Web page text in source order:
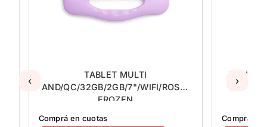
TABLET MULTI
AND/QC/32GB/2GB/7"/WIFI/ROSA/
FROZEN
Comprá en cuotas
TABLET
Comprá en
‹ ›